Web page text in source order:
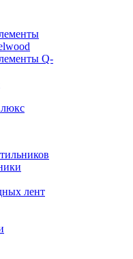
Q-
лент